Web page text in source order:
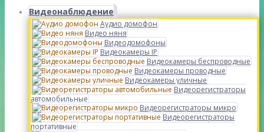
Видеонаблюдение
Аудио домофон
Видео няня
Видеодомофоны
Видеокамеры IP
Видеокамеры беспроводные
Видеокамеры проводные
Видеокамеры уличные
Видеорегистраторы
автомобильные
Видеорегистраторы микро
Видеорегистраторы
портативные